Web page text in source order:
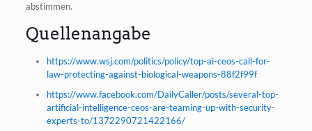
abstimmen.
Quellenangabe
https://www.wsj.com/politics/policy/top-ai-ceos-call-for-
law-protecting-against-biological-weapons-88f2f99f
https://www.facebook.com/DailyCaller/posts/several-top-
artificial-intelligence-ceos-are-teaming-up-with-security-
experts-to/1372290721422166/